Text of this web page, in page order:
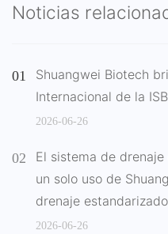
Noticias
Shuangwei Biotech
Internacional de la
2026-06-26
El sistema de
un solo uso de
drenaje
2026-06-26